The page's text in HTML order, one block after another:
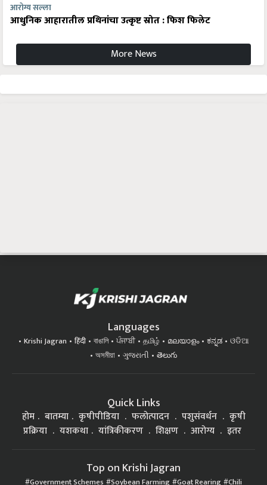
आरोग्य सल्ला
आधुनिक आहारातील प्रथिनांचा उत्कृष्ट स्रोत : फिश फिलेट
More News
Languages
Krishi Jagran हिंदी বাঙালি ਪੰਜਾਬੀ தமிழ் മലയാളം ಕನ್ನಡ
ଓଡିଆ
অসমীয়া
ગુજરાતી తెలుగు
Quick Links
होम बातम्या कृषीपीडिया फलोत्पादन पशुसंवर्धन
कृषी
प्रक्रिया
यशकथा यांत्रिकीकरण शिक्षण आरोग्य इतर
Top on Krishi Jagran
Government Schemes Soybean Farming Goat Rearing Chili